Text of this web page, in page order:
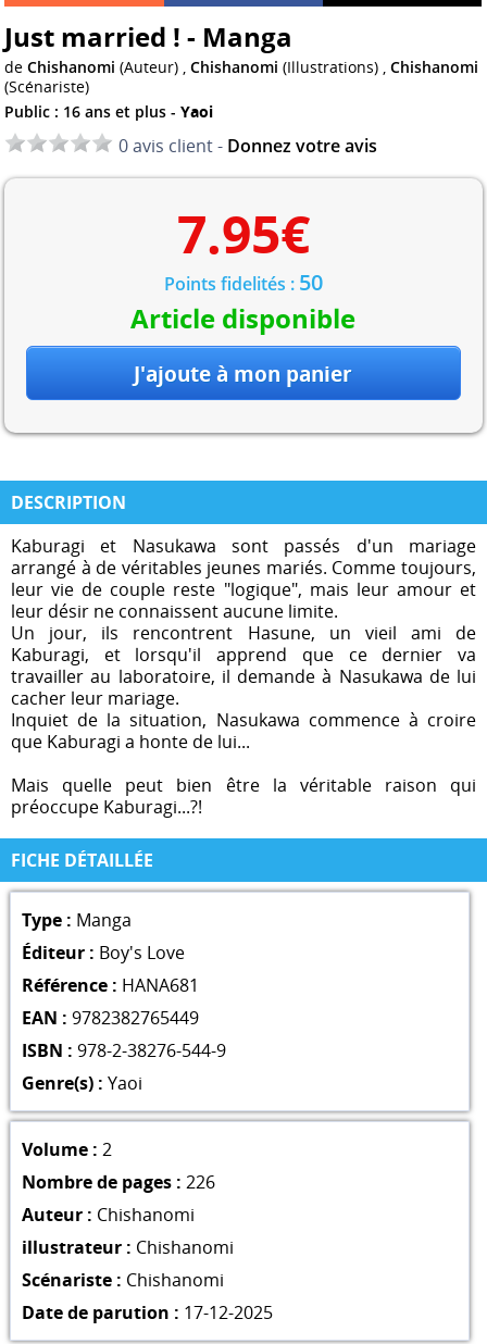
Just married ! - Manga
deChishanomi (Auteur) ,Chishanomi (Illustrations) ,Chishanomi
(Scénariste)
Public : 16 ans et plus -Yaoi
0 avis client - Donnez votre avis
7.95€
Points fidelités : 50
Article disponible
DESCRIPTION
Kaburagi et Nasukawa sont passés d'un mariage
arrangé à de véritables jeunes mariés. Comme toujours,
leur vie de couple reste "logique", mais leur amour et
leur désir ne connaissent aucune limite.
Un jour, ils rencontrent Hasune, un vieil ami de
Kaburagi, et lorsqu'il apprend que ce dernier va
travailler au laboratoire, il demande à Nasukawa de lui
cacher leur mariage.
Inquiet de la situation, Nasukawa commence à croire
que Kaburagi a honte de lui...
Mais quelle peut bien être la véritable raison qui
préoccupe Kaburagi...?!
FICHE DÉTAILLÉE
Type : Manga
Éditeur : Boy's Love
Référence : HANA681
EAN : 9782382765449
ISBN : 978-2-38276-544-9
Genre(s) : Yaoi
Volume : 2
Nombre de pages : 226
Auteur : Chishanomi
illustrateur : Chishanomi
Scénariste : Chishanomi
Date de parution : 17-12-2025